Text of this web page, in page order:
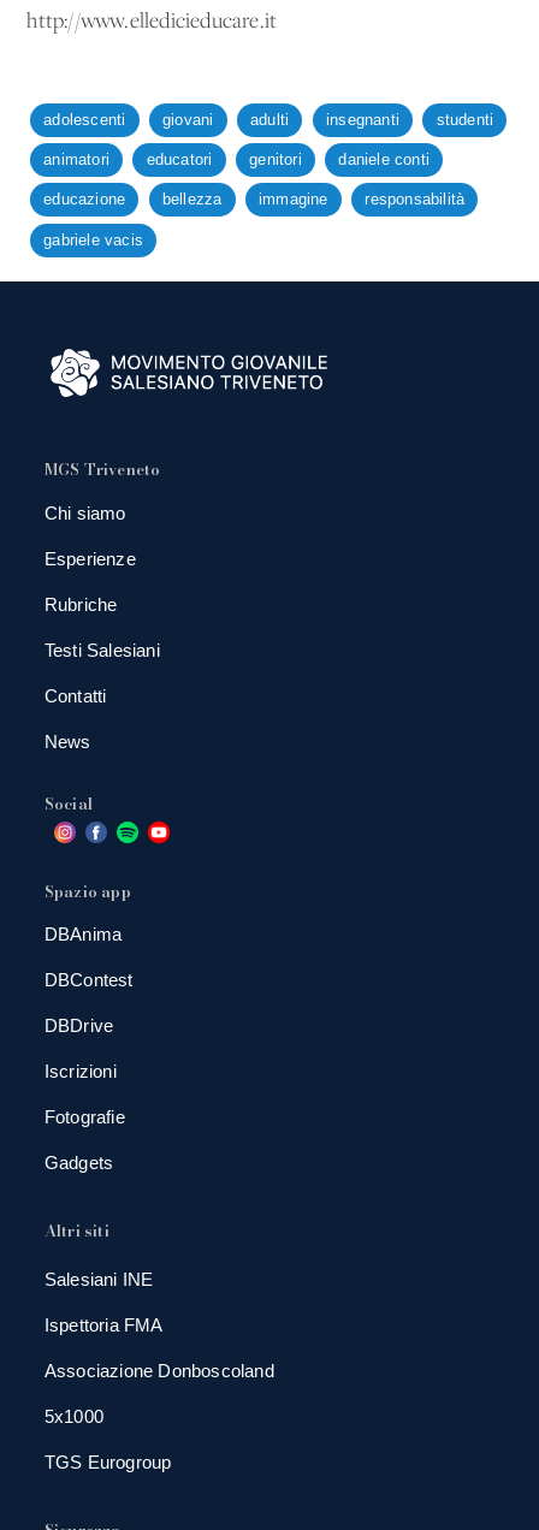
http://www.elledicieducare.it
adolescenti giovani adulti insegnanti studenti
animatori educatori genitori daniele conti
educazione bellezza immagine responsabilità
gabriele vacis
MGS Triveneto
Chi siamo
Esperienze
Rubriche
Testi Salesiani
Contatti
News
Social
Spazio app
DBAnima
DBContest
DBDrive
Iscrizioni
Fotografie
Gadgets
Altri siti
Salesiani INE
Ispettoria FMA
Associazione Donboscoland
5x1000
TGS Eurogroup